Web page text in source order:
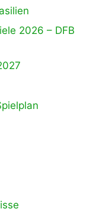
2026 – DFB